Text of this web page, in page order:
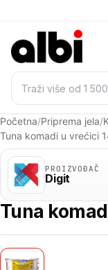
Pretraži:
Početna/Priprema jela/
Tuna komadi u vrećici
PROIZVOĐAČ
Digit
Tuna